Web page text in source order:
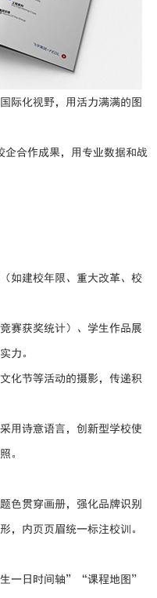
际化视野，用活力满满的图
合作成果，用专业数据和战
如建校年限、重大改革、校
赛获奖统计）、学生作品展
力。
化节等活动的摄影，传递积
用诗意语言，创新型学校使
。
色贯穿画册，强化品牌识别
，内页页眉统一标注校训。
一日时间轴”“课程地图”